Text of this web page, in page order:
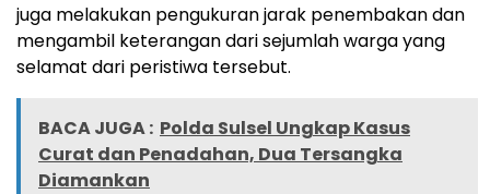
juga melakukan pengukuran jarak penembakan dan
mengambil keterangan dari sejumlah warga yang
selamat dari peristiwa tersebut.
BACA JUGA : Polda Sulsel Ungkap Kasus
Curat dan Penadahan, Dua Tersangka
Diamankan